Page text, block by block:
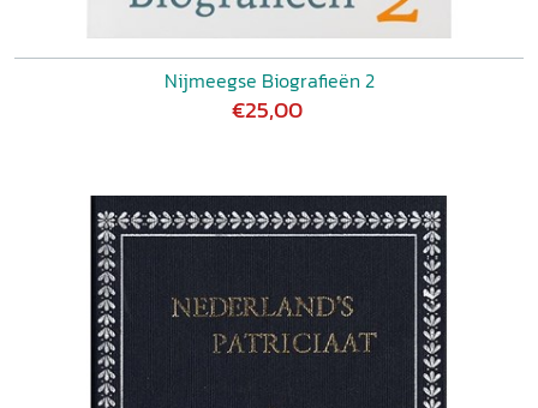
Nijmeegse Biografieën 2
€25,00